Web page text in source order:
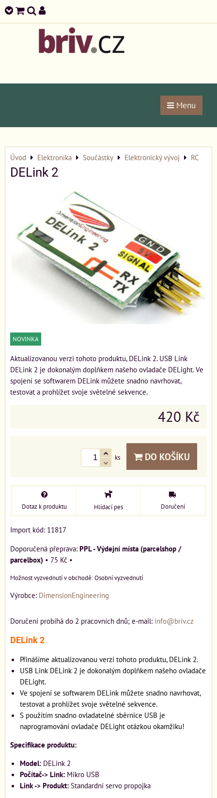
Menu
Úvod Elektronika Součástky Elektronický vývoj RC
DELink 2
NOVINKA
Aktualizovanou verzi tohoto produktu, DELink 2. USB Link
DELink 2 je dokonalým doplňkem našeho ovladače DELight. Ve
spojení se softwarem DELink můžete snadno navrhovat,
testovat a prohlížet svoje světelné sekvence.
420 Kč
ks DO KOŠÍKU
Dotaz k produktu Hlídací pes Doručení
Import kód: 11817
PPL - Výdejní místa (parcelshop /
parcelbox) • 75 Kč •
Osobní vyzvednutí
Výrobce: DimensionEngineering
Doručení probíhá do 2 pracovních dnů; e-mail: info@briv.cz
DELink 2
Přinášíme aktualizovanou verzi tohoto produktu, DELink 2.
USB Link DELink 2 je dokonalým doplňkem našeho ovladače
DELight.
Ve spojení se softwarem DELink můžete snadno navrhovat,
testovat a prohlížet svoje světelné sekvence.
S použitím snadno ovladatelné sběrnice USB je
naprogramování ovladače DELight otázkou okamžiku!
Specifikace produktu:
Model: DELink 2
Počítač-> Link: Mikro USB
Link -> Produkt: Standardní servo propojka